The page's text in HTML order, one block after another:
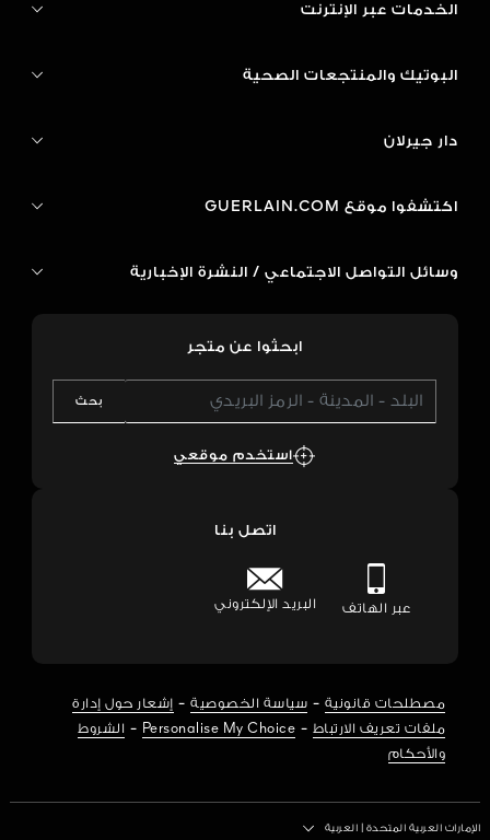
الخدمات عبر الإنترنت
البوتيك والمنتجعات الصحية
دار جيرلان
اكتشفوا موقع GUERLAIN.COM
وسائل التواصل الاجتماعي / النشرة الإخبارية
ابحثوا عن متجر
بحث
استخدم موقعي
اتصل بنا
عبر الهاتف البريد الإلكتروني
مصطلحات قانونية - سياسة الخصوصية - إشعار حول إدارة
ملفات تعريف الارتباط -
Personalise My Choice
- الشروط
والأحكام
البلد / المنطقة
الإمارات العربية المتحدة